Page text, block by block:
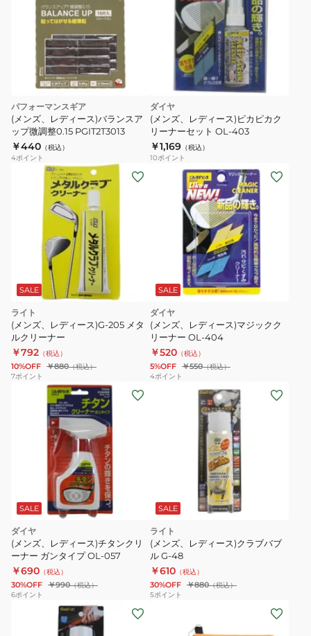
122-
WT10S
パフォーマンスギア
(メンズ、レディース)バランスア
ップ微調整0.15 PGIT2T3013
￥440 （税込）
4ポイント
ダイヤ
(メンズ、レディース)ピカピカク
リーナーセット OL-403
￥1,169 （税込）
10ポイント
SALE
ライト
(メンズ、レディース)G-205 メタ
ルクリーナー
￥792 （税込）
10%OFF ￥880（税込）
7ポイント
SALE
ダイヤ
(メンズ、レディース)マジックク
リーナー OL-404
￥520 （税込）
5%OFF ￥550（税込）
4ポイント
SALE
ダイヤ
(メンズ、レディース)チタンクリ
ーナー ガンタイプ OL-057
￥690 （税込）
30%OFF ￥990（税込）
6ポイント
SALE
ライト
(メンズ、レディース)クラブバブ
ル G-48
￥610 （税込）
30%OFF ￥880（税込）
5ポイント